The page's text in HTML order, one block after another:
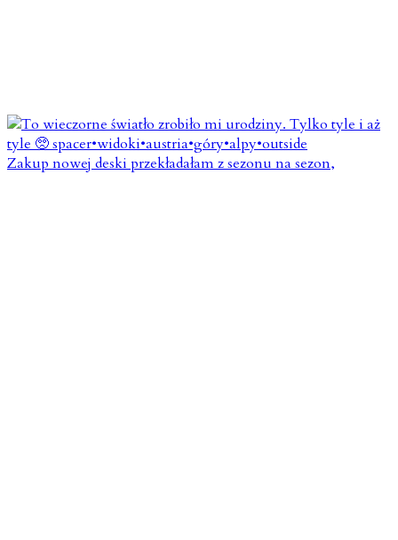
Zakup nowej deski przekładałam z sezonu na sezon,